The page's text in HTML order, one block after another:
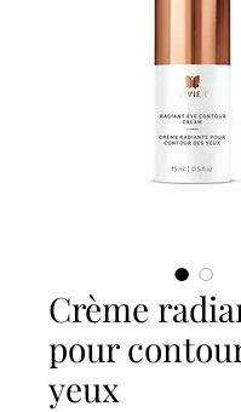
Crème
pour
yeux